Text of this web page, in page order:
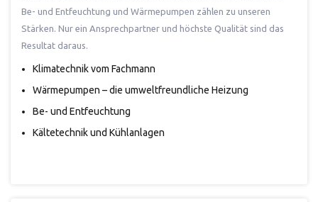
Be- und Entfeuchtung und Wärmepumpen zählen zu unseren
Stärken. Nur ein Ansprechpartner und höchste Qualität sind das
Resultat daraus.
Klimatechnik vom Fachmann
Wärmepumpen – die umweltfreundliche Heizung
Be- und Entfeuchtung
Kältetechnik und Kühlanlagen